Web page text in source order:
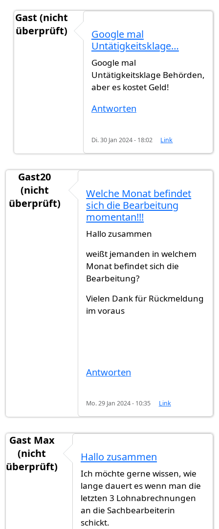
Gast (nicht
überprüft)
Kann ein Anwalt den Prozess
Google mal
Untätigkeitsklage…
Google mal
Untätigkeitsklage Behörden,
aber es kostet Geld!
Antworten
Di. 30 Jan 2024 - 18:02 Link
Gast20
(nicht
überprüft)
Welche Monat befindet
sich die Bearbeitung
momentan!!!
Hallo zusammen
weißt jemanden in welchem
Monat befindet sich die
Bearbeitung?
Vielen Dank für Rückmeldung
im voraus
Antworten
Mo. 29 Jan 2024 - 10:35 Link
Gast Max
(nicht
überprüft)
Hallo zusammen
Ich möchte gerne wissen, wie
lange dauert es wenn man die
letzten 3 Lohnabrechnungen
an die Sachbearbeiterin
schickt.